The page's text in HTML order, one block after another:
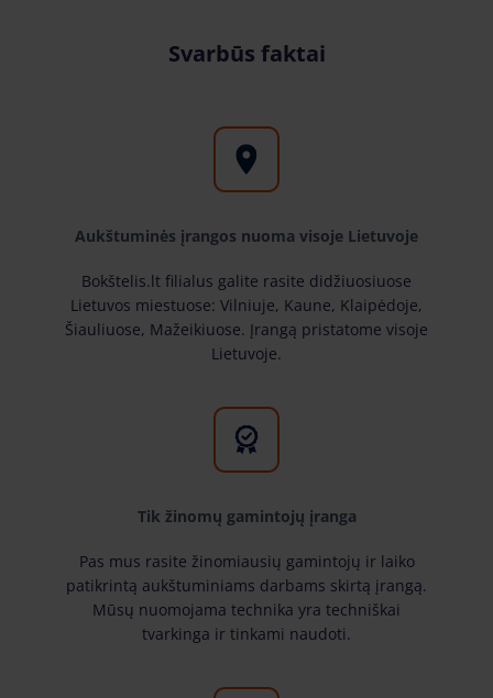
Svarbūs faktai
Aukštuminės įrangos nuoma visoje Lietuvoje
Bokštelis.lt filialus galite rasite didžiuosiuose
Lietuvos miestuose: Vilniuje, Kaune, Klaipėdoje,
Šiauliuose, Mažeikiuose. Įrangą pristatome visoje
Lietuvoje.
Tik žinomų gamintojų įranga
Pas mus rasite žinomiausių gamintojų ir laiko
patikrintą aukštuminiams darbams skirtą įrangą.
Mūsų nuomojama technika yra techniškai
tvarkinga ir tinkami naudoti.